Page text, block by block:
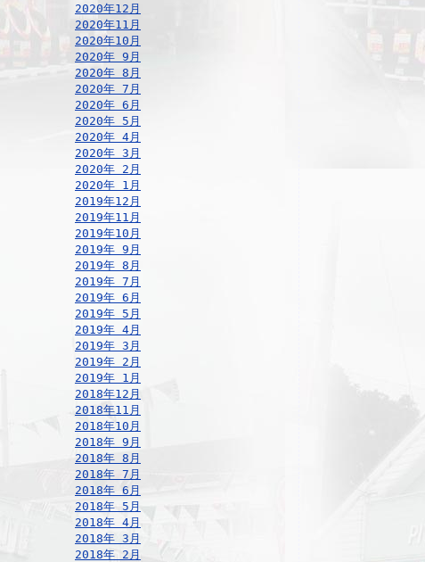
2020年12月
2020年11月
2020年10月
2020年 9月
2020年 8月
2020年 7月
2020年 6月
2020年 5月
2020年 4月
2020年 3月
2020年 2月
2020年 1月
2019年12月
2019年11月
2019年10月
2019年 9月
2019年 8月
2019年 7月
2019年 6月
2019年 5月
2019年 4月
2019年 3月
2019年 2月
2019年 1月
2018年12月
2018年11月
2018年10月
2018年 9月
2018年 8月
2018年 7月
2018年 6月
2018年 5月
2018年 4月
2018年 3月
2018年 2月